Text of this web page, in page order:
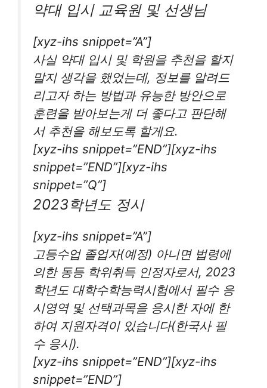
약대 입시 교육원 및 선생님
[xyz-ihs snippet=”A”]
사실 약대 입시 및 학원을 추천을 할지
말지 생각을 했었는데, 정보를 알려드
리고자 하는 방법과 유능한 방안으로
훈련을 받아보는게 더 좋다고 판단해
서 추천을 해보도록 할게요.
[xyz-ihs snippet=”END”][xyz-ihs
snippet=”END”][xyz-ihs
snippet=”Q”]
2023학년도 정시
[xyz-ihs snippet=”A”]
고등수업 졸업자(예정) 아니면 법령에
의한 동등 학위취득 인정자로서, 2023
학년도 대학수학능력시험에서 필수 응
시영역 및 선택과목을 응시한 자에 한
하여 지원자격이 있습니다(한국사 필
수 응시).
[xyz-ihs snippet=”END”][xyz-ihs
snippet=”END”]